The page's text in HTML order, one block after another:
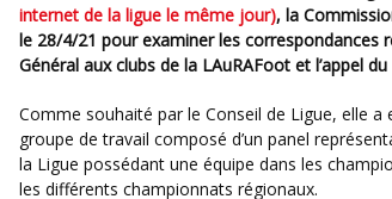
internet de la ligue le même jour), la
le 28/4/21 pour examiner les correspondances
Général aux clubs de la LAuRAFoot et l’appel du
Comme souhaité par le Conseil de Ligue, elle a entre autres décidé de la constitution d’un
groupe de travail composé d’un panel
la Ligue possédant une équipe dans les
les différents championnats régionaux.